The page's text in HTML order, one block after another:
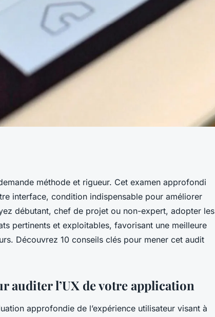
ux de
méthode et rigueur. Cet examen approfondi
interface, condition indispensable pour améliorer
débutant, chef de projet ou non-expert, adopter les
pertinents et exploitables, favorisant une meilleure
Découvrez 10 conseils clés pour mener cet audit
auditer l’UX de votre application
approfondie de l’expérience utilisateur visant à